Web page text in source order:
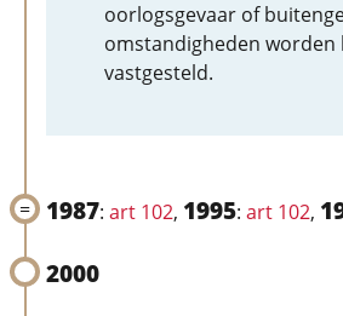
oorlogsgevaar of
omstandigheden worden
vastgesteld.
1987: art 102, 1995: art 102,
2000